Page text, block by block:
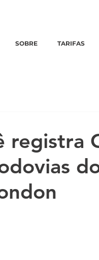
SOBRE TARIFAS
registra